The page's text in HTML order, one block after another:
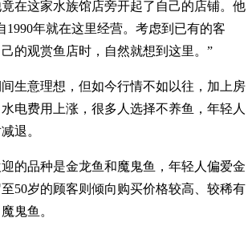
在这家水族馆店旁开起了自己的店铺。他
1990年就在这里经营。考虑到已有的客
的观赏鱼店时，自然就想到这里。”
生意理想，但如今行情不如以往，加上房
电费用上涨，很多人选择不养鱼，年轻人
退。
的品种是金龙鱼和魔鬼鱼，年轻人偏爱金
50岁的顾客则倾向购买价格较高、较稀有
鬼鱼。